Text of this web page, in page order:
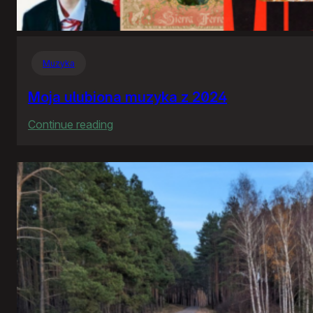
Muzyka
Moja ulubiona muzyka z 2024
Continue reading
ulubiona
muzyka
z
2024